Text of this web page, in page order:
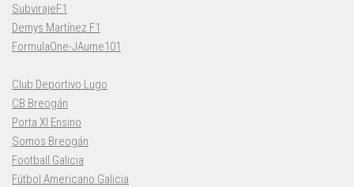
SubvirajeF1
Demys Martínez F1
FormulaOne-JAume101
Club Deportivo Lugo
CB Breogán
Porta XI Ensino
Somos Breogán
Football Galicia
Fútbol Americano Galicia